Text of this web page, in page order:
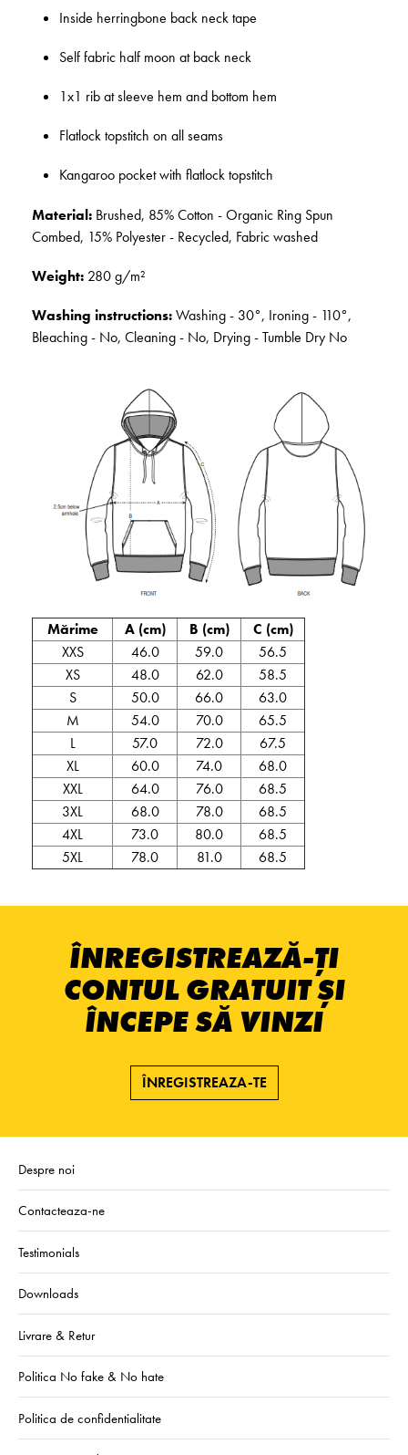
Inside herringbone back neck tape
Self fabric half moon at back neck
1x1 rib at sleeve hem and bottom hem
Flatlock topstitch on all seams
Kangaroo pocket with flatlock topstitch
Material: Brushed, 85% Cotton - Organic Ring Spun
Combed, 15% Polyester - Recycled, Fabric washed
Weight: 280 g/m²
Washing instructions:Washing - 30°, Ironing - 110°,
Bleaching - No, Cleaning - No, Drying - Tumble Dry No
Mărime A (cm) B (cm)
C (cm)
XXS
46.0 59.0
56.5
XS
48.0 62.0
58.5
S
50.0 66.0
63.0
M
54.0 70.0
65.5
L
57.0 72.0
67.5
XL
60.0 74.0
68.0
XXL
64.0 76.0
68.5
3XL
68.0 78.0
68.5
4XL
73.0 80.0
68.5
5XL
78.0 81.0 68.5
ÎNREGISTREAZĂ-ȚI
CONTUL GRATUIT ȘI
ÎNCEPE SĂ VINZI
ÎNREGISTREAZA-TE
Despre noi
Contacteaza-ne
Testimonials
Downloads
Livrare & Retur
Politica No fake & No hate
Politica de confidentialitate